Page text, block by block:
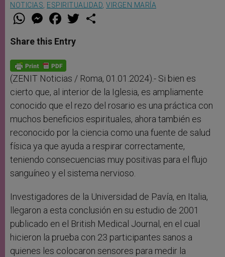
NOTICIAS
ESPIRITUALIDAD VIRGEN MARÍA
W
t
s
p
p
M
e
s
e
g
e
r
F
a
e
b
o
k
w
Share this Entry
(ZENIT Noticias / Roma, 01.01.2024).- Si bien es
cierto que, al interior de la Iglesia, es ampliamente
conocido que el rezo del rosario es una práctica con
muchos beneficios espirituales, ahora también es
reconocido por la ciencia como una fuente de salud
física ya que ayuda a respirar correctamente,
teniendo consecuencias muy positivas para el flujo
sanguíneo y el sistema nervioso.
Investigadores de la Universidad de Pavía, en Italia,
llegaron a esta conclusión en su estudio de 2001
publicado en el British Medical Journal, en el cual
hicieron la prueba con 23 participantes sanos a
quienes les colocaron sensores para medir la